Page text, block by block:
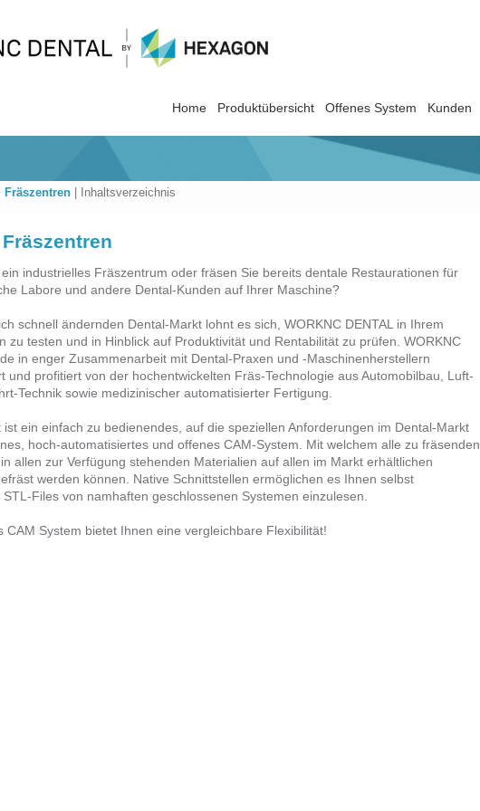
Home Produktübersicht Offenes System Kunden
Fräszentren Inhaltsverzeichnis
industrielles Fräszentrum oder fräsen Sie bereits dentale Restaurationen für
Labore und andere Dental-Kunden auf Ihrer Maschine?
schnell ändernden Dental-Markt lohnt es sich, WORKNC DENTAL in Ihrem
zu testen und in Hinblick auf Produktivität und Rentabilität zu prüfen. WORKNC
in enger Zusammenarbeit mit Dental-Praxen und -Maschinenherstellern
und profitiert von der hochentwickelten Fräs-Technologie aus Automobilbau, Luft-
Technik sowie medizinischer automatisierter Fertigung.
ist ein einfach zu bedienendes, auf die speziellen Anforderungen im Dental-Markt
hoch-automatisiertes und offenes CAM-System. Mit welchem alle zu fräsenden
allen zur Verfügung stehenden Materialien auf allen im Markt erhältlichen
werden können. Native Schnittstellen ermöglichen es Ihnen selbst
Files von namhaften geschlossenen Systemen einzulesen.
CAM System bietet Ihnen eine vergleichbare Flexibilität!